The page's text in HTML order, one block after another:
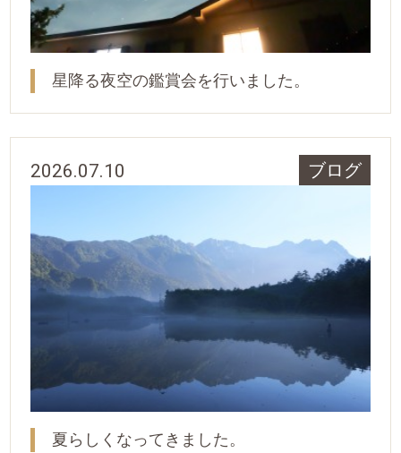
星降る夜空の鑑賞会を行いました。
2026.07.10 ブログ
夏らしくなってきました。